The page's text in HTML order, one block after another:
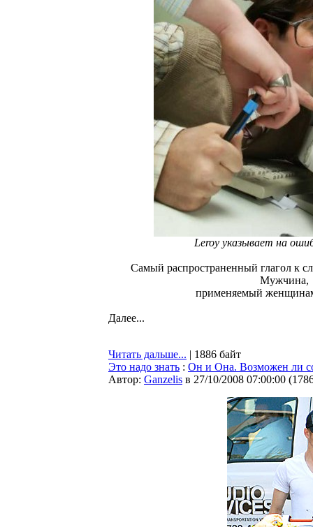
Leroy указывает на
Самый распространенный глагол к
Мужчина,
применяемый
Далее...
Читать дальше... | 1886 байт
Это надо знать : Он и Она. Возможен ли
Автор: Ganzelis в 27/10/2008 07:00:00 (